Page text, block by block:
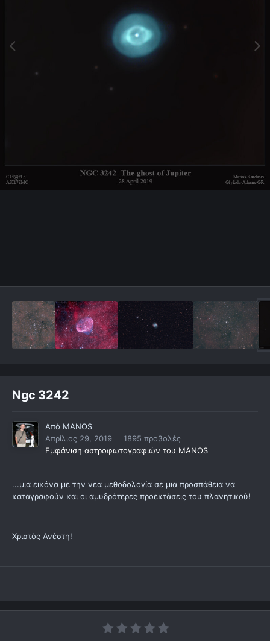
Ngc 3242
Από MANOS
Απρίλιος 29, 2019
1895 προβολές
Εμφάνιση αστροφωτογραφιών του MANOS
...μια εικόνα με την νεα μεθοδολογία σε μια προσπάθεια να
καταγραφούν και οι αμυδρότερες προεκτάσεις του πλανητικού!
Χριστός Ανέστη!